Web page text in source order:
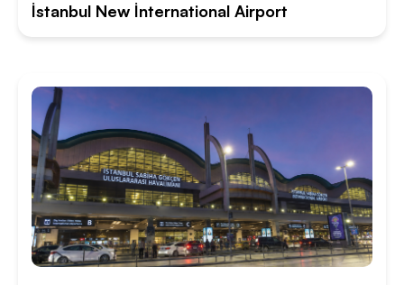
İstanbul New İnternational Airport